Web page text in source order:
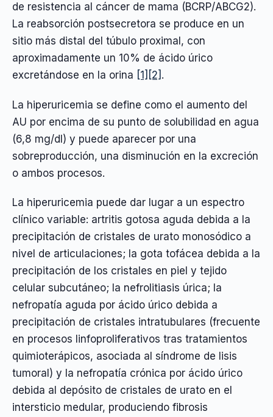
de resistencia al cáncer de mama (BCRP/ABCG2).
La reabsorción postsecretora se produce en un
sitio más distal del túbulo proximal, con
aproximadamente un 10% de ácido úrico
excretándose en la orina [1] [2] .
La hiperuricemia se define como el aumento del
AU por encima de su punto de solubilidad en agua
(6,8 mg/dl) y puede aparecer por una
sobreproducción, una disminución en la excreción
o ambos procesos.
La hiperuricemia puede dar lugar a un espectro
clínico variable: artritis gotosa aguda debida a la
precipitación de cristales de urato monosódico a
nivel de articulaciones; la gota tofácea debida a la
precipitación de los cristales en piel y tejido
celular subcutáneo; la nefrolitiasis úrica; la
nefropatía aguda por ácido úrico debida a
precipitación de cristales intratubulares (frecuente
en procesos linfoproliferativos tras tratamientos
quimioterápicos, asociada al síndrome de lisis
tumoral) y la nefropatía crónica por ácido úrico
debida al depósito de cristales de urato en el
intersticio medular, produciendo fibrosis